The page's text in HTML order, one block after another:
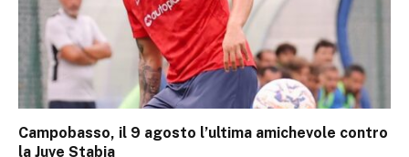
Campobasso, il 9 agosto l’ultima amichevole contro
la Juve Stabia